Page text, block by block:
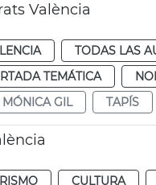
València
TODAS LAS
TEMÁTICA
MÓNICA GIL TAPÍS
CULTURA